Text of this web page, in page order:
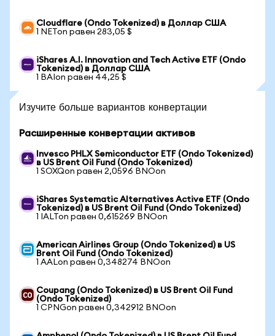
Cloudflare (Ondo Tokenized) в Доллар США
1 NETon равен 283,05 $
iShares A.I. Innovation and Tech Active ETF (Ondo
Tokenized) в Доллар США
1 BAIon равен 44,25 $
Изучите больше вариантов конвертации
Расширенные конвертации активов
Invesco PHLX Semiconductor ETF (Ondo Tokenized)
в US Brent Oil Fund (Ondo Tokenized)
1 SOXQon равен 2,0596 BNOon
iShares Systematic Alternatives Active ETF (Ondo
Tokenized) в US Brent Oil Fund (Ondo Tokenized)
1 IALTon равен 0,615269 BNOon
American Airlines Group (Ondo Tokenized) в US
Brent Oil Fund (Ondo Tokenized)
1 AALon равен 0,348274 BNOon
Coupang (Ondo Tokenized) в US Brent Oil Fund
(Ondo Tokenized)
1 CPNGon равен 0,342912 BNOon